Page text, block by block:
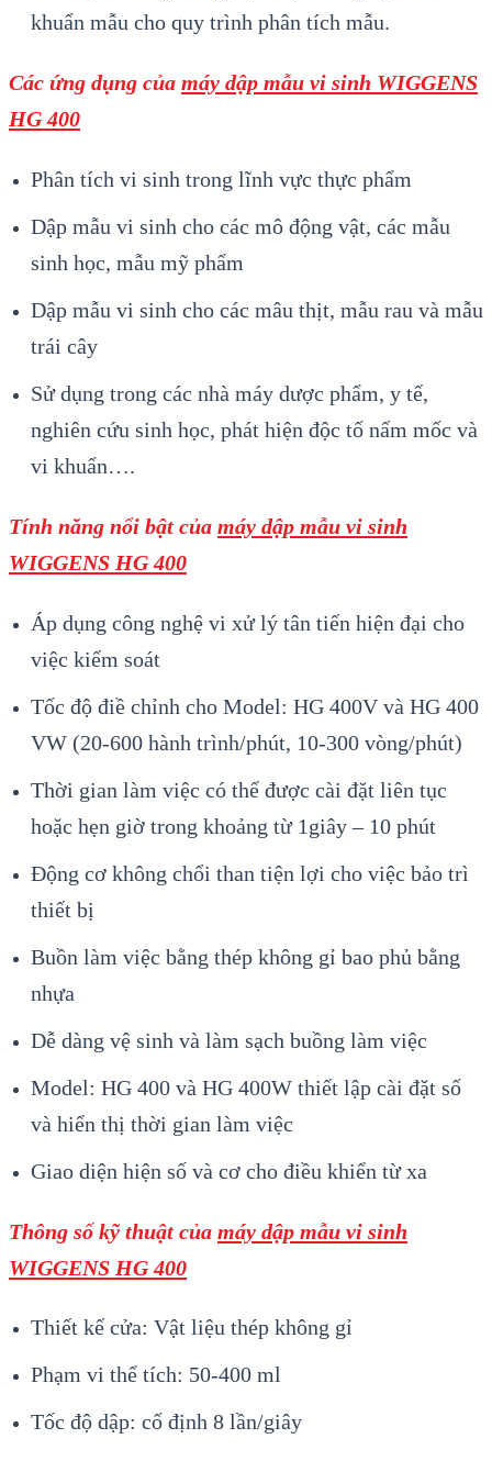
khuẩn mẫu cho quy trình phân tích mẫu.
Các ứng dụng của máy dập mẫu vi sinh WIGGENS
HG 400
Phân tích vi sinh trong lĩnh vực thực phẩm
Dập mẫu vi sinh cho các mô động vật, các mẫu
sinh học, mẫu mỹ phẩm
Dập mẫu vi sinh cho các mâu thịt, mẫu rau và mẫu
trái cây
Sử dụng trong các nhà máy dược phẩm, y tế,
nghiên cứu sinh học, phát hiện độc tố nấm mốc và
vi khuẩn….
Tính năng nổi bật của máy dập mẫu vi sinh
WIGGENS HG 400
Áp dụng công nghệ vi xử lý tân tiến hiện đại cho
việc kiểm soát
Tốc độ điề chỉnh cho Model: HG 400V và HG 400
VW (20-600 hành trình/phút, 10-300 vòng/phút)
Thời gian làm việc có thể được cài đặt liên tục
hoặc hẹn giờ trong khoảng từ 1giây – 10 phút
Động cơ không chổi than tiện lợi cho việc bảo trì
thiết bị
Buồn làm việc bằng thép không gỉ bao phủ bằng
nhựa
Dễ dàng vệ sinh và làm sạch buồng làm việc
Model: HG 400 và HG 400W thiết lập cài đặt số
và hiển thị thời gian làm việc
Giao diện hiện số và cơ cho điều khiển từ xa
Thông số kỹ thuật của máy dập mẫu vi sinh
WIGGENS HG 400
Thiết kế cửa: Vật liệu thép không gỉ
Phạm vi thể tích: 50-400 ml
Tốc độ dập: cố định 8 lần/giây